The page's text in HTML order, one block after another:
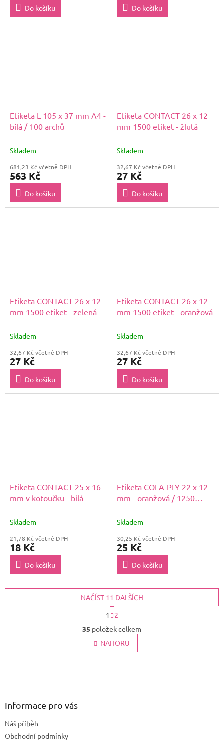
Do košíku Do košíku
Etiketa L 105 x 37 mm A4 -
bílá / 100 archů
Skladem
681,23 Kč včetně DPH
563 Kč
Do košíku
Etiketa CONTACT 26 x 12
mm 1500 etiket - žlutá
Skladem
32,67 Kč včetně DPH
27 Kč
Do košíku
Etiketa CONTACT 26 x 12
mm 1500 etiket - zelená
Skladem
32,67 Kč včetně DPH
27 Kč
Do košíku
Etiketa CONTACT 26 x 12
mm 1500 etiket - oranžová
Skladem
32,67 Kč včetně DPH
27 Kč
Do košíku
Etiketa CONTACT 25 x 16
mm v kotoučku - bílá
Skladem
21,78 Kč včetně DPH
18 Kč
Do košíku
Etiketa COLA-PLY 22 x 12
mm - oranžová / 1250
Skladem
30,25 Kč včetně DPH
25 Kč
Do košíku
O
v
l
á
NAČÍST 11 DALŠÍCH
S
t
r
á
n
k
v
1
2
35 položek celkem
NAHORU
Z
Informace pro vás
Náš příběh
Obchodní podmínky